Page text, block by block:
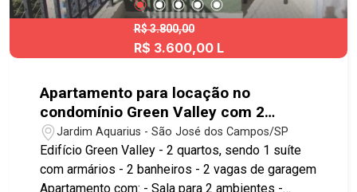
R$ 3.800,00
R$ 3.600,00 L
Apartamento para locação no
condomínio Green Valley com 2
quartos sendo 1 suíte - 64 m² - No
bairro Jardim Aquarius - SJC
Jardim Aquarius - São José dos Campos/SP
Edifício Green Valley - 2 quartos, sendo 1 suíte
com armários - 2 banheiros - 2 vagas de garagem
Apartamento com: - Sala para 2 ambientes -